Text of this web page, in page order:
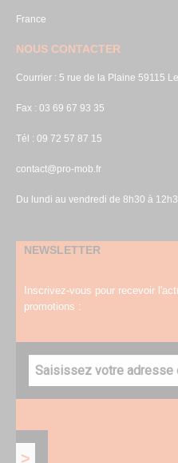
France
NOUS CONTACTER
Courrier : 5 rue de la Plaine 59115
Fax : 03 69 67 93 35
Tél : 09 72 57 87 15
contact@pro-mob.fr
Du lundi au vendredi de 8h30 à
NEWSLETTER
Inscrivez-vous pour recevoir
promotions :